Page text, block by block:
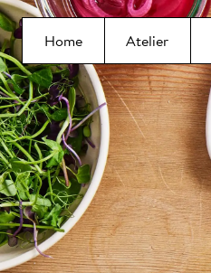
Home
Atelier